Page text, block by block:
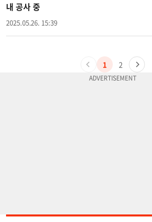
내 공사 중
2025.05.26. 15:39
1 2